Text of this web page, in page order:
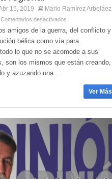
15, 2019 Mario Ramírez Arbeláez
Comentarios desactivados
amigos de la guerra, del conflicto y
bélica como vía para
lo que no se acomode a sus
son los mismos que están creando,
y azuzando una...
Ver Más